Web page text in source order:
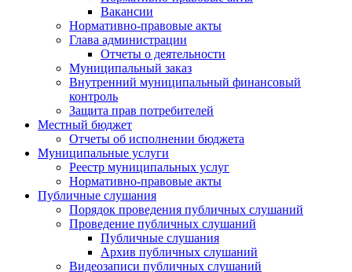
Вакансии
Нормативно-правовые акты
Глава администрации
Отчеты о деятельности
Муниципальный заказ
Внутренний муниципальный финансовый
контроль
Защита прав потребителей
Местный бюджет
Отчеты об исполнении бюджета
Муниципальные услуги
Реестр муниципальных услуг
Нормативно-правовые акты
Публичные слушания
Порядок проведения публичных слушаний
Проведение публичных слушаний
Публичные слушания
Архив публичных слушаний
Видеозаписи публичных слушаний